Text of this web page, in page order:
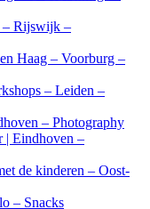
– Rijswijk –
Haag – Voorburg –
– Leiden –
– Photography
| Eindhoven –
de kinderen – Oost-
– Snacks